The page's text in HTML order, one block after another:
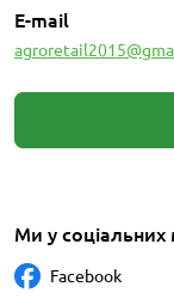
E-mail
Ми у
Facebook